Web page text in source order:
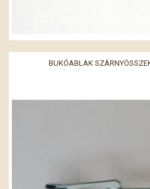
BUKÓABLAK